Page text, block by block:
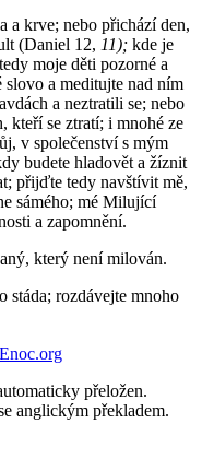
a krve; nebo přichází den,
(Daniel 12, 11); kde je
moje děti pozorné a
slovo a meditujte nad ním
a neztratili se; nebo
kteří se ztratí; i mnohé ze
v společenství s mým
budete hladovět a žíznit
přijďte tedy navštívit mě,
sámého; mé Milující
a zapomnění.
který není milován.
stáda; rozdávejte mnoho
přeložen.
anglickým překladem.